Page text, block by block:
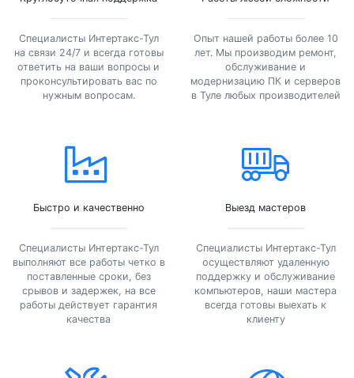
Специалисты Интертакс-Тул
на связи 24/7 и всегда готовы
ответить на ваши вопросы и
проконсультировать вас по
нужным вопросам.
Опыт нашей работы более 10
лет. Мы производим ремонт,
обслуживание и
модернизацию ПК и серверов
в Туле любых производителей
Быстро и качественно
Специалисты Интертакс-Тул
выполняют все работы четко в
поставленные сроки, без
срывов и задержек, на все
работы действует гарантия
качества
Выезд мастеров
Специалисты Интертакс-Тул
осуществляют удаленную
поддержку и обслуживание
компьютеров, наши мастера
всегда готовы выехать к
клиенту